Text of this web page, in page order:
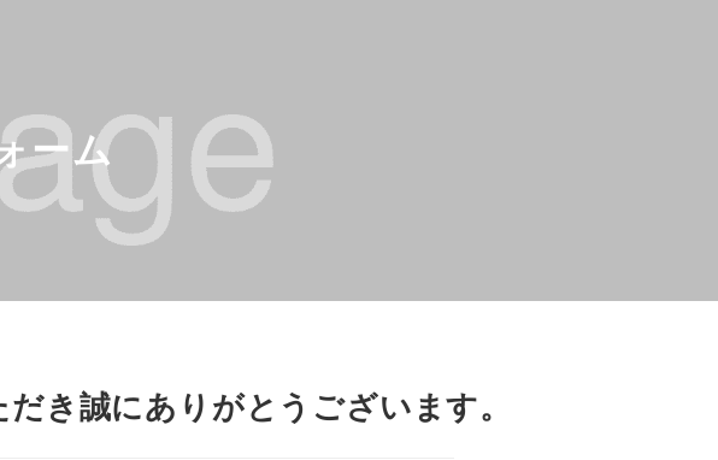
ーム
き誠にありがとうございます。